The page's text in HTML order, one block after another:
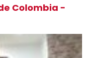
Colombia -